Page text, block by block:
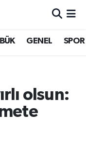
GENEL SPOR
olsun: